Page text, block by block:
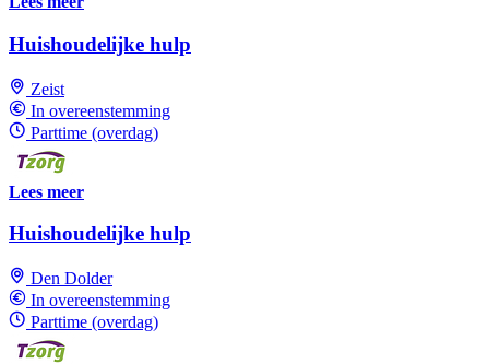
Huishoudelijke hulp
Zeist
In overeenstemming
Parttime (overdag)
Lees meer
Huishoudelijke hulp
Den Dolder
In overeenstemming
Parttime (overdag)